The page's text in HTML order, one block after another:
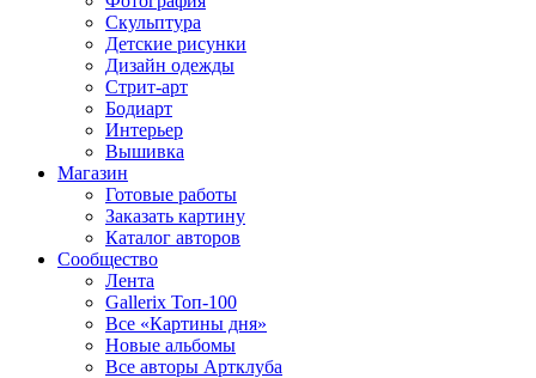
Скульптура
Детские рисунки
Дизайн одежды
Стрит-арт
Бодиарт
Интерьер
Вышивка
Магазин
Готовые работы
Заказать картину
Каталог авторов
Сообщество
Лента
Gallerix Топ-100
Все «Картины дня»
Новые альбомы
Все авторы Артклуба